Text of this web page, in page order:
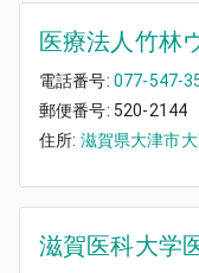
医療法人竹林
電話番号: 077-547-
郵便番号: 520-2144
住所: 滋賀県大津市
滋賀医科大学